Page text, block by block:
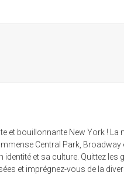
et bouillonnante New York !
Central Park,
et sa culture. Quittez
et imprégnez-vous de la